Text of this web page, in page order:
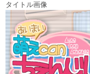
タイトル画像